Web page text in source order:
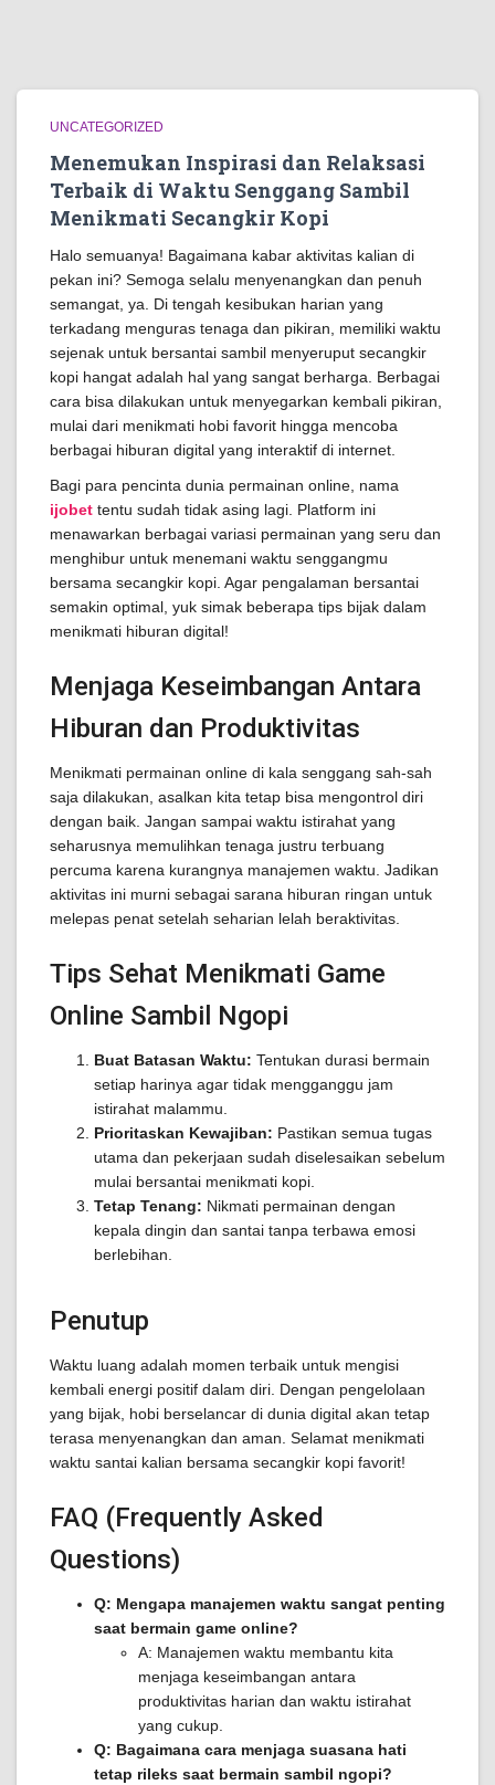
UNCATEGORIZED
Menemukan Inspirasi dan Relaksasi
Terbaik di Waktu Senggang Sambil
Menikmati Secangkir Kopi
Halo semuanya! Bagaimana kabar aktivitas kalian di
pekan ini? Semoga selalu menyenangkan dan penuh
semangat, ya. Di tengah kesibukan harian yang
terkadang menguras tenaga dan pikiran, memiliki waktu
sejenak untuk bersantai sambil menyeruput secangkir
kopi hangat adalah hal yang sangat berharga. Berbagai
cara bisa dilakukan untuk menyegarkan kembali pikiran,
mulai dari menikmati hobi favorit hingga mencoba
berbagai hiburan digital yang interaktif di internet.
Bagi para pencinta dunia permainan online, nama
ijobet tentu sudah tidak asing lagi. Platform ini
menawarkan berbagai variasi permainan yang seru dan
menghibur untuk menemani waktu senggangmu
bersama secangkir kopi. Agar pengalaman bersantai
semakin optimal, yuk simak beberapa tips bijak dalam
menikmati hiburan digital!
Menjaga Keseimbangan Antara
Hiburan dan Produktivitas
Menikmati permainan online di kala senggang sah-sah
saja dilakukan, asalkan kita tetap bisa mengontrol diri
dengan baik. Jangan sampai waktu istirahat yang
seharusnya memulihkan tenaga justru terbuang
percuma karena kurangnya manajemen waktu. Jadikan
aktivitas ini murni sebagai sarana hiburan ringan untuk
melepas penat setelah seharian lelah beraktivitas.
Tips Sehat Menikmati Game
Online Sambil Ngopi
Buat Batasan Waktu: Tentukan durasi bermain
setiap harinya agar tidak mengganggu jam
istirahat malammu.
Prioritaskan Kewajiban: Pastikan semua tugas
utama dan pekerjaan sudah diselesaikan sebelum
mulai bersantai menikmati kopi.
Tetap Tenang: Nikmati permainan dengan
kepala dingin dan santai tanpa terbawa emosi
berlebihan.
Penutup
Waktu luang adalah momen terbaik untuk mengisi
kembali energi positif dalam diri. Dengan pengelolaan
yang bijak, hobi berselancar di dunia digital akan tetap
terasa menyenangkan dan aman. Selamat menikmati
waktu santai kalian bersama secangkir kopi favorit!
FAQ (Frequently Asked
Questions)
Q: Mengapa manajemen waktu sangat penting
saat bermain game online?
A: Manajemen waktu membantu kita
menjaga keseimbangan antara
produktivitas harian dan waktu istirahat
yang cukup.
Q: Bagaimana cara menjaga suasana hati
tetap rileks saat bermain sambil ngopi?